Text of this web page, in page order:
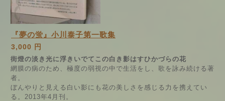
『夢の蛍』小川泰子第一歌集
3,000 円
街燈の淡き光に浮きいでてこの白き影はすひかづらの花
網膜の病のため、極度の弱視の中で生活をし、歌を詠み続ける著
者。
ぼんやりと見える白い影にも花の美しさを感じる力を携えてい
る。2013年4月刊。